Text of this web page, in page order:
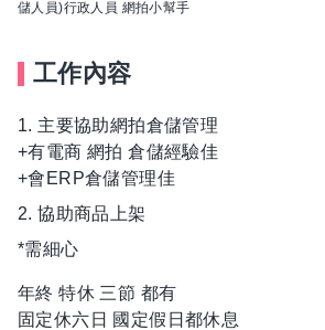
儲人員)行政人員 網拍小幫手
工作內容
1. 主要協助網拍倉儲管理
+有電商 網拍 倉儲經驗佳
+會ERP倉儲管理佳
2. 協助商品上架
*需細心
年終 特休 三節 都有
固定休六日 國定假日都休息